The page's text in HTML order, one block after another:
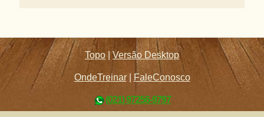
Topo |Versão Desktop
OndeTreinar| FaleConosco
(021) 97256-9797